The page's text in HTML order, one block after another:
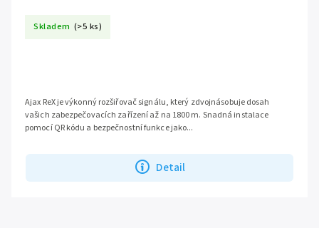
Skladem (>5 ks)
Detail
Ajax ReX je výkonný rozšiřovač signálu, který zdvojnásobuje dosah
vašich zabezpečovacích zařízení až na 1800 m. Snadná instalace
pomocí QR kódu a bezpečnostní funkce jako...